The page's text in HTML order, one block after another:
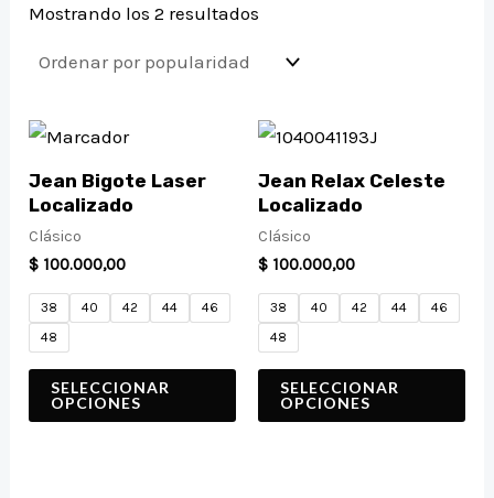
Mostrando los 2 resultados
Jean Bigote Laser
Localizado
Clásico
$ 100.000,00
38 40 42 44
46
48
SELECCIONAR
OPCIONES
Este
producto
tiene
múltiples
variantes.
Las
opciones
se
pueden
Jean Relax Celeste
Localizado
Clásico
$ 100.000,00
38 40 42 44
46
48
SELECCIONAR
OPCIONES
Este
producto
tiene
múltiples
variantes.
Las
opciones
se
pueden